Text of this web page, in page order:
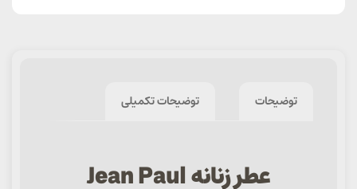
توضیحات توضیحات تکمیلی
عطر زنانه Jean Paul